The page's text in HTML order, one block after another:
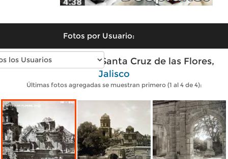
Fotos por Usuario:
Fotos antiguas de Santa Cruz de las Flores,
Jalisco
Últimas fotos agregadas se muestran primero (1 al 4 de 4):